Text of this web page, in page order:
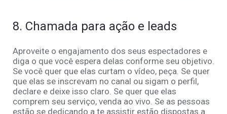
8. Chamada para ação e leads
Aproveite o engajamento dos seus espectadores e
diga o que você espera delas conforme seu objetivo.
Se você quer que elas curtam o vídeo, peça. Se quer
que elas se inscrevam no canal ou sigam o perfil,
declare e deixe isso claro. Se quer que elas
comprem seu serviço, venda ao vivo. Se as pessoas
estão se dedicando a te assistir estão dispostas a